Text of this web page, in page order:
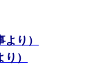
り）
）